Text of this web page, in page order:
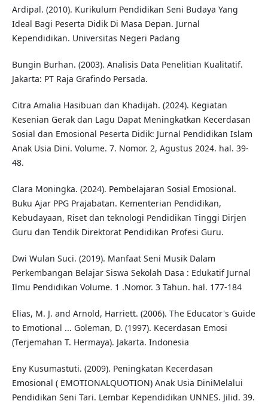
Ardipal. (2010). Kurikulum Pendidikan Seni Budaya Yang
Ideal Bagi Peserta Didik Di Masa Depan. Jurnal
Kependidikan. Universitas Negeri Padang
Bungin Burhan. (2003). Analisis Data Penelitian Kualitatif.
Jakarta: PT Raja Grafindo Persada.
Citra Amalia Hasibuan dan Khadijah. (2024). Kegiatan
Kesenian Gerak dan Lagu Dapat Meningkatkan Kecerdasan
Sosial dan Emosional Peserta Didik: Jurnal Pendidikan Islam
Anak Usia Dini. Volume. 7. Nomor. 2, Agustus 2024. hal. 39-
48.
Clara Moningka. (2024). Pembelajaran Sosial Emosional.
Buku Ajar PPG Prajabatan. Kementerian Pendidikan,
Kebudayaan, Riset dan teknologi Pendidikan Tinggi Dirjen
Guru dan Tendik Direktorat Pendidikan Profesi Guru.
Dwi Wulan Suci. (2019). Manfaat Seni Musik Dalam
Perkembangan Belajar Siswa Sekolah Dasa : Edukatif Jurnal
Ilmu Pendidikan Volume. 1 .Nomor. 3 Tahun. hal. 177-184
Elias, M. J. and Arnold, Harriett. (2006). The Educator's Guide
to Emotional ... Goleman, D. (1997). Kecerdasan Emosi
(Terjemahan T. Hermaya). Jakarta. Indonesia
Eny Kusumastuti. (2009). Peningkatan Kecerdasan
Emosional ( EMOTIONALQUOTION) Anak Usia DiniMelalui
Pendidikan Seni Tari. Lembar Kependidikan UNNES. Jilid. 39.